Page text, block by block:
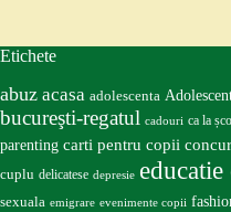
Etichete
abuz acasa adolescenta
bucureşti-regatul cadouri ca la
parenting carti pentru copii
cuplu delicatese depresie
sexuala emigrare evenimente copii